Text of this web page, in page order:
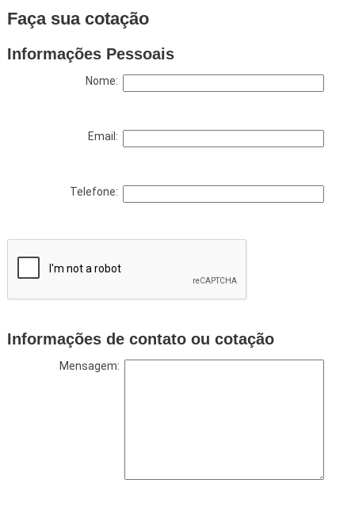
Faça sua cotação
Informações Pessoais
Nome:
Email:
Telefone:
Informações de contato ou cotação
Mensagem: